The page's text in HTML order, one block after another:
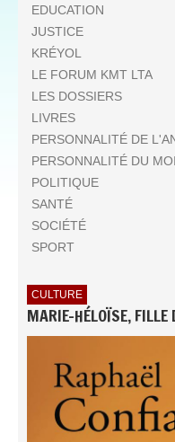
EDUCATION
JUSTICE
KRÉYOL
LE FORUM KMT LTA
LES DOSSIERS
LIVRES
PERSONNALITÉ DE
PERSONNALITÉ DU
POLITIQUE
SANTÉ
SOCIÉTÉ
SPORT
CULTURE
MARIE-HÉLOÏSE,